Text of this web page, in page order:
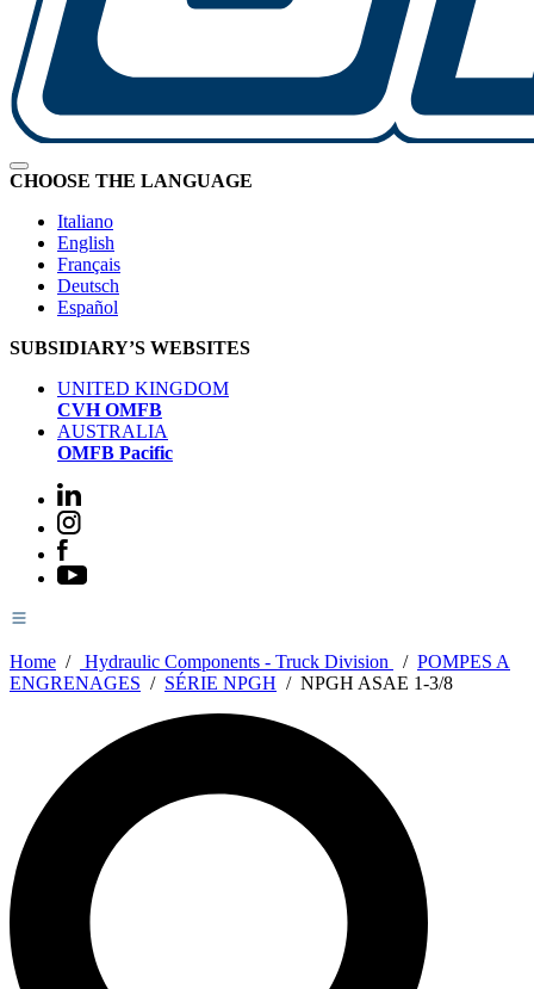
CHOOSE THE LANGUAGE
Italiano
English
Français
Deutsch
Español
SUBSIDIARY’S WEBSITES
UNITED KINGDOM
CVH OMFB
AUSTRALIA
OMFB Pacific
Home / Hydraulic Components - Truck Division / POMPES A
ENGRENAGES / SÉRIE NPGH / NPGH ASAE 1-3/8